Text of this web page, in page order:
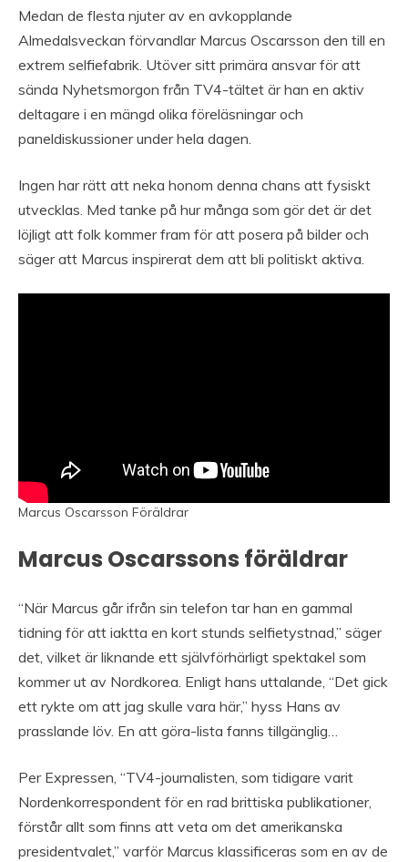
Medan de flesta njuter av en avkopplande
Almedalsveckan förvandlar Marcus Oscarsson den till en
extrem selfiefabrik. Utöver sitt primära ansvar för att
sända Nyhetsmorgon från TV4-tältet är han en aktiv
deltagare i en mängd olika föreläsningar och
paneldiskussioner under hela dagen.
Ingen har rätt att neka honom denna chans att fysiskt
utvecklas. Med tanke på hur många som gör det är det
löjligt att folk kommer fram för att posera på bilder och
säger att Marcus inspirerat dem att bli politiskt aktiva.
Marcus Oscarsson Föräldrar
Marcus Oscarssons föräldrar
“När Marcus går ifrån sin telefon tar han en gammal
tidning för att iaktta en kort stunds selfietystnad,” säger
det, vilket är liknande ett självförhärligt spektakel som
kommer ut av Nordkorea. Enligt hans uttalande, “Det gick
ett rykte om att jag skulle vara här,” hyss Hans av
prasslande löv. En att göra-lista fanns tillgänglig…
Per Expressen, “TV4-journalisten, som tidigare varit
Nordenkorrespondent för en rad brittiska publikationer,
förstår allt som finns att veta om det amerikanska
presidentvalet,” varför Marcus klassificeras som en av de